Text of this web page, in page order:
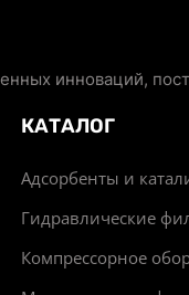
инноваций,
КАТАЛОГ
Адсорбенты и
Гидравлические
Компрессорное